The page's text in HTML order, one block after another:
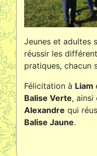
Jeunes et adultes
réussir les
pratiques, chacun
Félicitation à Liam
Balise Verte, ainsi
Alexandre qui
Balise Jaune.